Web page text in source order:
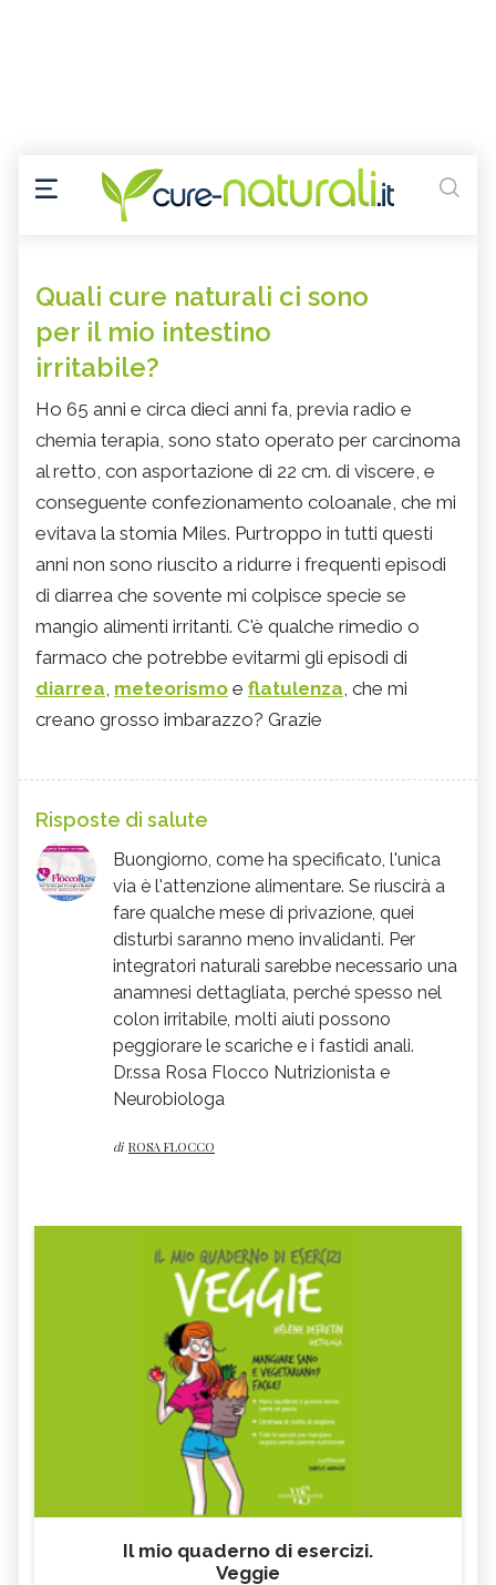
Quali cure naturali ci sono
per il mio intestino
irritabile?
Ho 65 anni e circa dieci anni fa, previa radio e
chemia terapia, sono stato operato per carcinoma
al retto, con asportazione di 22 cm. di viscere, e
conseguente confezionamento coloanale, che mi
evitava la stomia Miles. Purtroppo in tutti questi
anni non sono riuscito a ridurre i frequenti episodi
di diarrea che sovente mi colpisce specie se
mangio alimenti irritanti. C'è qualche rimedio o
farmaco che potrebbe evitarmi gli episodi di
diarrea, meteorismo e flatulenza, che mi
creano grosso imbarazzo? Grazie
Risposte di salute
Buongiorno, come ha specificato, l'unica
via è l'attenzione alimentare. Se riuscirà a
fare qualche mese di privazione, quei
disturbi saranno meno invalidanti. Per
integratori naturali sarebbe necessario una
anamnesi dettagliata, perché spesso nel
colon irritabile, molti aiuti possono
peggiorare le scariche e i fastidi anali.
Dr.ssa Rosa Flocco Nutrizionista e
Neurobiologa
di ROSA FLOCCO
Il mio quaderno di esercizi.
Veggie